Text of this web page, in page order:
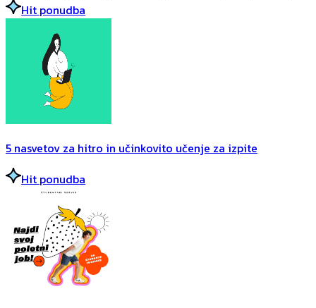
Hit ponudba
5 nasvetov za hitro in učinkovito učenje za izpite
Hit ponudba